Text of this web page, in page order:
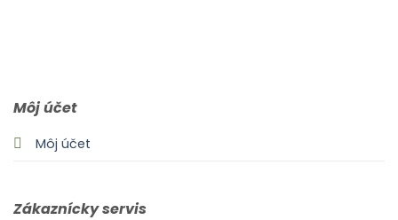
Môj účet
Môj účet
Zákaznícky servis